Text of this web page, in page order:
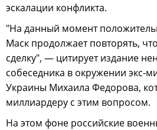
эскалации конфликта.
"На данный момент
Маск продолжает повторять,
сделку", — цитирует издание
собеседника в окружении экс-
Украины Михаила Федорова,
миллиардеру с этим вопросом.
На этом фоне российские